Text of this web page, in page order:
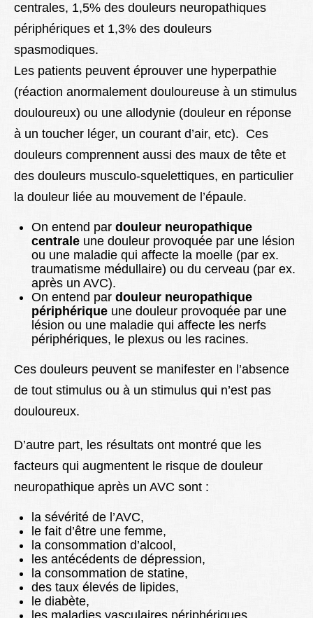
centrales, 1,5% des douleurs neuropathiques
périphériques et 1,3% des douleurs
spasmodiques.
Les patients peuvent éprouver une hyperpathie
(réaction anormalement douloureuse à un stimulus
douloureux) ou une allodynie (douleur en réponse
à un toucher léger, un courant d’air, etc). Ces
douleurs comprennent aussi des maux de tête et
des douleurs musculo-squelettiques, en particulier
la douleur liée au mouvement de l’épaule.
On entend par douleur neuropathique
centrale une douleur provoquée par une lésion
ou une maladie qui affecte la moelle (par ex.
traumatisme médullaire) ou du cerveau (par ex.
après un AVC).
On entend par douleur neuropathique
périphérique une douleur provoquée par une
lésion ou une maladie qui affecte les nerfs
périphériques, le plexus ou les racines.
Ces douleurs peuvent se manifester en l’absence
de tout stimulus ou à un stimulus qui n’est pas
douloureux.
D’autre part, les résultats ont montré que les
facteurs qui augmentent le risque de douleur
neuropathique après un AVC sont :
la sévérité de l’AVC,
le fait d’être une femme,
la consommation d’alcool,
les antécédents de dépression,
la consommation de statine,
des taux élevés de lipides,
le diabète,